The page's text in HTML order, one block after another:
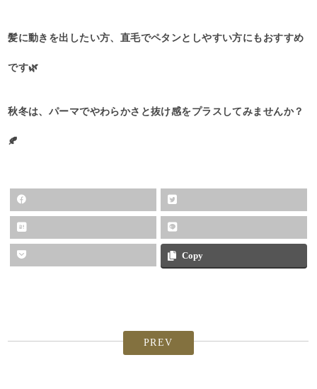
髪に動きを出したい方、直毛でペタンとしやすい方にもおすすめ
です🌿
秋冬は、パーマでやわらかさと抜け感をプラスしてみませんか？
🍂
Copy
PREV